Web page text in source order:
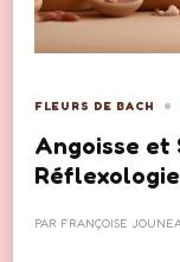
FLEURS DE BACH
Angoisse et
PAR FRANÇOISE